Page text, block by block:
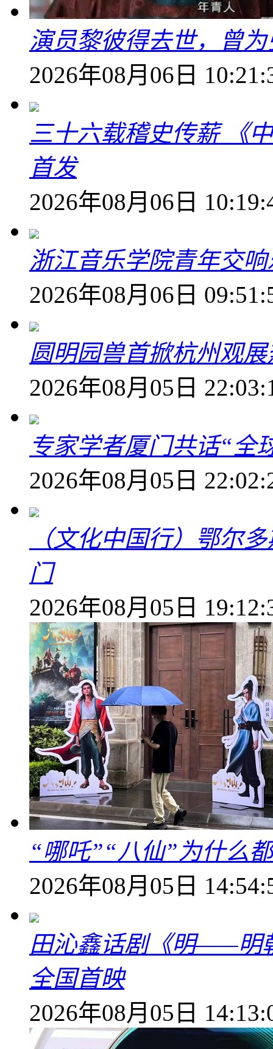
演员黎彼得去世，曾
2026年08月06日
三十六载稽史传薪 《
首发
2026年08月06日
浙江音乐学院青年交
2026年08月06日
圆明园兽首掀杭州观
2026年08月05日
专家学者厦门共话“全
2026年08月05日
（文化中国行）鄂尔
门
2026年08月05日
“哪吒”“八仙”为什么
2026年08月05日
田沁鑫话剧《明——明
全国首映
2026年08月05日